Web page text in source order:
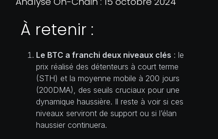
À retenir :
Le BTC a franchi deux niveaux clés : le
prix réalisé des détenteurs à court terme
(STH) et la moyenne mobile à 200 jours
(200DMA), des seuils cruciaux pour une
dynamique haussière. Il reste à voir si ces
niveaux serviront de support ou si l’élan
haussier continuera.